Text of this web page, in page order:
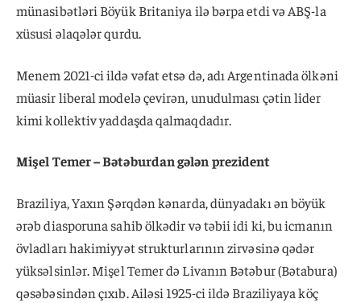
münasibətləri Böyük Britaniya ilə bərpa etdi və ABŞ-la
xüsusi əlaqələr qurdu.
Menem 2021-ci ildə vəfat etsə də, adı Argentinada ölkəni
müasir liberal modelə çevirən, unudulması çətin lider
kimi kollektiv yaddaşda qalmaqdadır.
Mişel Temer – Bətəburdan gələn prezident
Braziliya, Yaxın Şərqdən kənarda, dünyadakı ən böyük
ərəb diasporuna sahib ölkədir və təbii idi ki, bu icmanın
övladları hakimiyyət strukturlarının zirvəsinə qədər
yüksəlsinlər. Mişel Temer də Livanın Bətəbur (Bətabura)
qəsəbəsindən çıxıb. Ailəsi 1925-ci ildə Braziliyaya köç